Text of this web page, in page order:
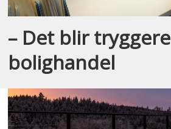
– Det blir tryggere
bolighandel